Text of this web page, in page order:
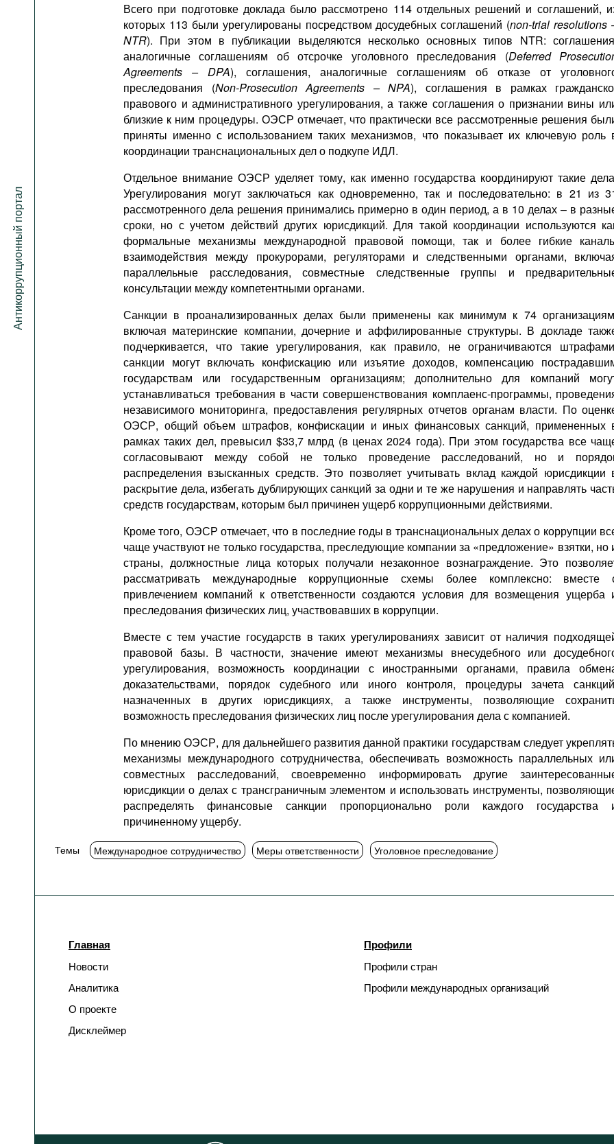
Антикоррупционный портал
Всего при подготовке доклада было рассмотрено 114 отдельных решений и соглашений,
которых 113 были урегулированы посредством досудебных соглашений (non-trial resolutions
NTR). При этом в публикации выделяются несколько основных типов NTR:
аналогичные соглашениям об отсрочке уголовного преследования (Deferred
Agreements – DPA), соглашения, аналогичные соглашениям об отказе от
преследования (Non-Prosecution Agreements – NPA), соглашения в рамках
правового и административного урегулирования, а также соглашения о признании вины
близкие к ним процедуры. ОЭСР отмечает, что практически все рассмотренные решения
приняты именно с использованием таких механизмов, что показывает их ключевую роль
координации транснациональных дел о подкупе ИДЛ.
Отдельное внимание ОЭСР уделяет тому, как именно государства координируют такие
Урегулирования могут заключаться как одновременно, так и последовательно: в 21 из
рассмотренного дела решения принимались примерно в один период, а в 10 делах – в
сроки, но с учетом действий других юрисдикций. Для такой координации используются
формальные механизмы международной правовой помощи, так и более гибкие
взаимодействия между прокурорами, регуляторами и следственными органами,
параллельные расследования, совместные следственные группы и
консультации между компетентными органами.
Санкции в проанализированных делах были применены как минимум к 74
включая материнские компании, дочерние и аффилированные структуры. В докладе
подчеркивается, что такие урегулирования, как правило, не ограничиваются
санкции могут включать конфискацию или изъятие доходов, компенсацию
государствам или государственным организациям; дополнительно для компаний
устанавливаться требования в части совершенствования комплаенс-программы,
независимого мониторинга, предоставления регулярных отчетов органам власти. По
ОЭСР, общий объем штрафов, конфискации и иных финансовых санкций, примененных
рамках таких дел, превысил $33,7 млрд (в ценах 2024 года). При этом государства все
согласовывают между собой не только проведение расследований, но и
распределения взысканных средств. Это позволяет учитывать вклад каждой юрисдикции
раскрытие дела, избегать дублирующих санкций за одни и те же нарушения и направлять
средств государствам, которым был причинен ущерб коррупционными действиями.
Кроме того, ОЭСР отмечает, что в последние годы в транснациональных делах о коррупции
чаще участвуют не только государства, преследующие компании за «предложение» взятки, но
страны, должностные лица которых получали незаконное вознаграждение. Это
рассматривать международные коррупционные схемы более комплексно: вместе
привлечением компаний к ответственности создаются условия для возмещения ущерба
преследования физических лиц, участвовавших в коррупции.
Вместе с тем участие государств в таких урегулированиях зависит от наличия
правовой базы. В частности, значение имеют механизмы внесудебного или
урегулирования, возможность координации с иностранными органами, правила
доказательствами, порядок судебного или иного контроля, процедуры зачета
назначенных в других юрисдикциях, а также инструменты, позволяющие
возможность преследования физических лиц после урегулирования дела с компанией.
По мнению ОЭСР, для дальнейшего развития данной практики государствам следует
механизмы международного сотрудничества, обеспечивать возможность параллельных
совместных расследований, своевременно информировать другие
юрисдикции о делах с трансграничным элементом и использовать инструменты,
распределять финансовые санкции пропорционально роли каждого государства
причиненному ущербу.
Темы Международное сотрудничество Меры ответственности Уголовное преследование
Главная
Новости
Аналитика
О проекте
Дисклеймер
Профили
Профили стран
Профили международных организаций